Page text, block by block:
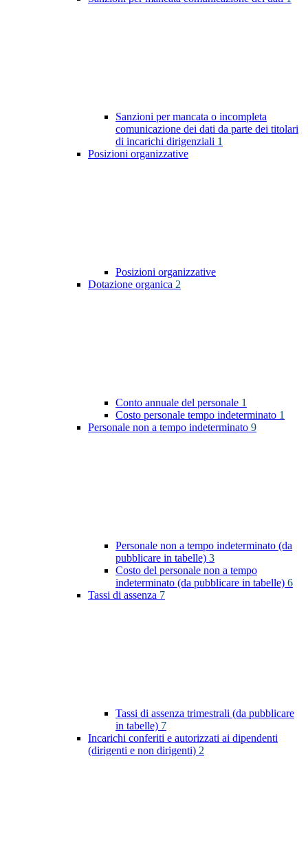
Sanzioni per mancata o incompleta
comunicazione dei dati da parte dei titolari
di incarichi dirigenziali 1
Posizioni organizzative
Posizioni organizzative
Dotazione organica 2
Conto annuale del personale 1
Costo personale tempo indeterminato 1
Personale non a tempo indeterminato 9
Personale non a tempo indeterminato (da
pubblicare in tabelle) 3
Costo del personale non a tempo
indeterminato (da pubblicare in tabelle) 6
Tassi di assenza 7
Tassi di assenza trimestrali (da pubblicare
in tabelle) 7
Incarichi conferiti e autorizzati ai dipendenti
(dirigenti e non dirigenti) 2